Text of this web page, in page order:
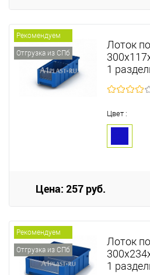
Рекомендуем
Отгрузка из СПб
Лоток
1
Цвет :
Цена: 257 руб.
Рекомендуем
Отгрузка из СПб
Лоток
1